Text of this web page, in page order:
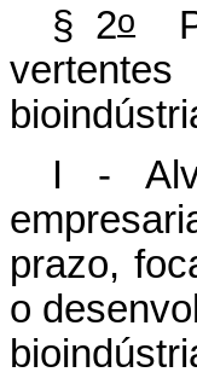
§ 2o
I -
prazo,
o